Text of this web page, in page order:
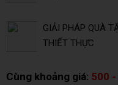
GIẢI PHÁP QUÀ
THIẾT THỰC
Cùng khoảng giá: 500